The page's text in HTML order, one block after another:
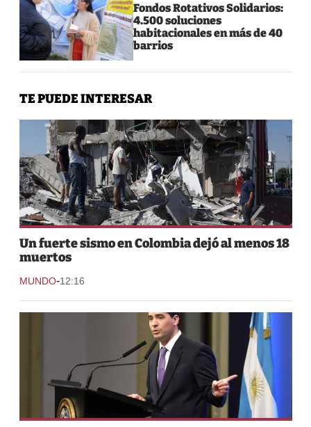
Fondos Rotativos Solidarios:
4.500 soluciones
habitacionales en más de 40
barrios
TE PUEDE INTERESAR
Un fuerte sismo en Colombia dejó al menos 18
muertos
MUNDO-12:16